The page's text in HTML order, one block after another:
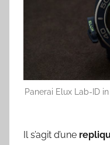
Panerai Elux Lab-ID
Il s’agit d’une